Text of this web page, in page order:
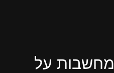
מחשבות על